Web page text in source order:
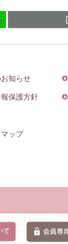
知らせ
保護方針
ップ